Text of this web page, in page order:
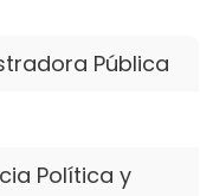
Pública
Política y